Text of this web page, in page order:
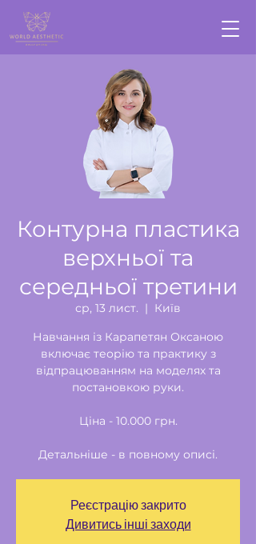
Контурна пластика
верхньої та
середньої третини
ср, 13 лист.
  |
Київ
Навчання із Карапетян Оксаною
включає теорію та практику з
відпрацюванням на моделях та
постановкою руки.
Ціна - 10.000 грн.
Детальніше - в повному описі.
Реєстрацію закрито
Дивитись інші заходи